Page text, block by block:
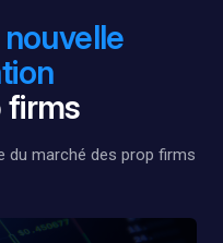
nouvelle
firms
du marché des prop firms